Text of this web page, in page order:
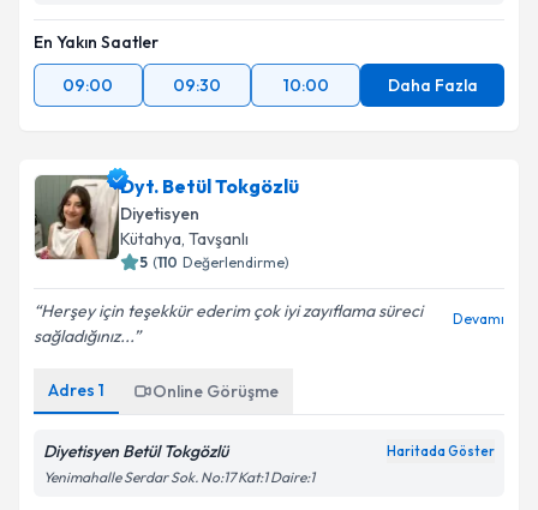
En Yakın Saatler
09:00
09:30 10:00 Daha Fazla
Dyt. Betül Tokgözlü
Diyetisyen
Kütahya, Tavşanlı
5 (110 Değerlendirme)
Herşey için teşekkür ederim çok iyi zayıflama süreci
sağladığınız...
Devamı
Adres 1 Online Görüşme
Diyetisyen Betül Tokgözlü Haritada Göster
Yenimahalle Serdar Sok. No:17 Kat:1 Daire:1